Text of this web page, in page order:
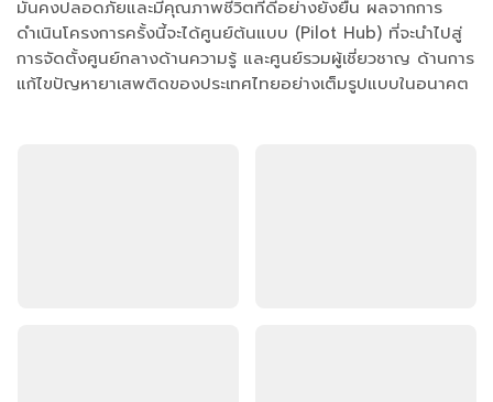
มั่นคงปลอดภัยและมีคุณภาพชีวิตที่ดีอย่างยั่งยืน ผลจากการ
ดำเนินโครงการครั้งนี้จะได้ศูนย์ต้นแบบ (Pilot Hub) ที่จะนำไปสู่
การจัดตั้งศูนย์กลางด้านความรู้ และศูนย์รวมผู้เชี่ยวชาญ ด้านการ
แก้ไขปัญหายาเสพติดของประเทศไทยอย่างเต็มรูปแบบในอนาคต